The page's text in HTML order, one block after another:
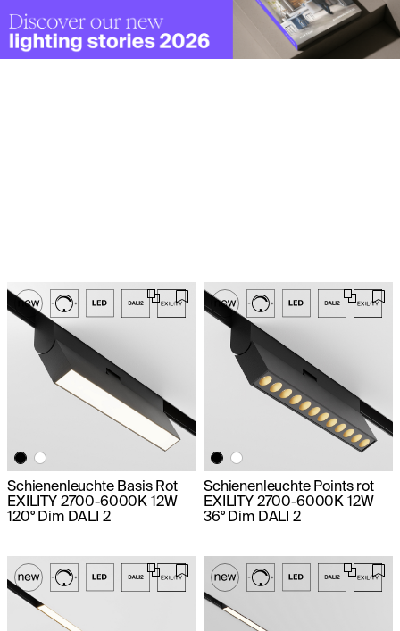
Schienenleuchte Basis Rot
EXILITY 2700-6000K 12W
120° Dim DALI 2
Schienenleuchte Points rot
EXILITY 2700-6000K 12W
36° Dim DALI 2